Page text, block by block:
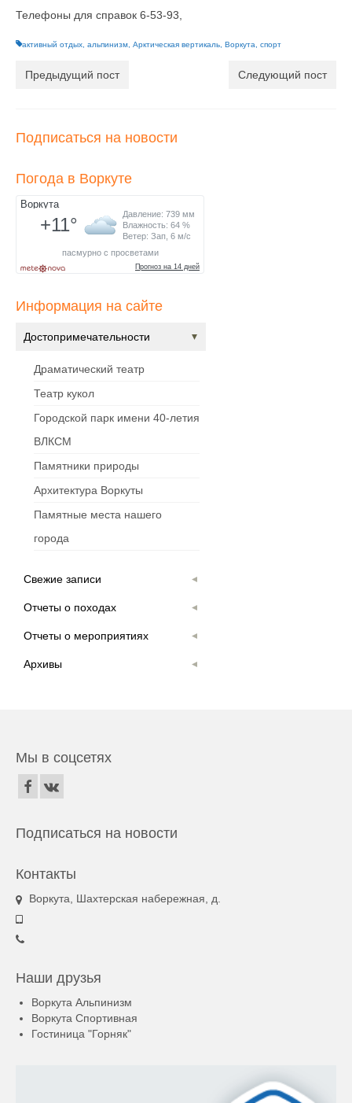
Телефоны для справок 6-53-93,
активный отдых альпинизм Арктическая вертикаль Воркута спорт
Предыдущий пост Следующий пост
Подписаться на новости
Погода в Воркуте
Информация на сайте
Достопримечательности
Драматический театр
Театр кукол
Городской парк имени 40-летия
ВЛКСМ
Памятники природы
Архитектура Воркуты
Памятные места нашего
города
Свежие записи
Отчеты о походах
Отчеты о мероприятиях
Архивы
Мы в соцсетях
Подписаться на новости
Контакты
Воркута, Шахтерская набережная, д.
Наши друзья
Воркута Альпинизм
Воркута Спортивная
Гостиница "Горняк"